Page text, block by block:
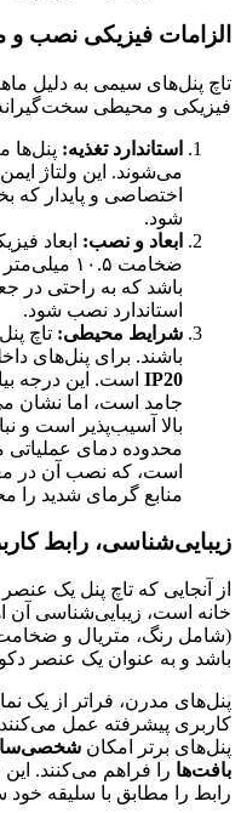
الزامات فیزیکی نصب
تاچ پنل‌های سیمی به دلیل
فیزیکی و محیطی
استاندارد تغذیه: پنل‌ها
می‌شوند. این ولتاژ
شود.
ابعاد و نصب:
استاندارد نصب شود.
شرایط محیطی: تاچ
باشند. برای پنل‌های
IP20 است. این درجه
جامد است، اما نشان
بالا آسیب‌پذیر است
است، که نصب آن در
منابع گرمای شدید را
زیبایی‌شناسی، رابط
از آنجایی که تاچ پنل یک
خانه است، زیبایی‌شناسی آن
(شامل رنگ، متریال و
باشد و به عنوان یک عنصر
پنل‌های مدرن، فراتر از یک
پنل‌های برتر امکان
بافت‌ها را فراهم می‌کنند. این
رابط را مطابق با سلیقه